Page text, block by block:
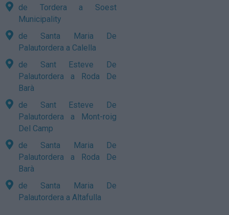
de Tordera a Soest
Municipality
de Santa Maria De
Palautordera a Calella
de Sant Esteve De
Palautordera a Roda De
Barà
de Sant Esteve De
Palautordera a Mont-roig
Del Camp
de Santa Maria De
Palautordera a Roda De
Barà
de Santa Maria De
Palautordera a Altafulla